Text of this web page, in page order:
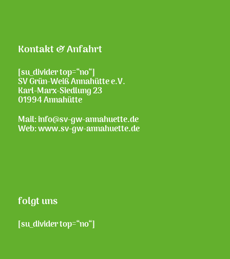
Kontakt & Anfahrt
[su_divider top=“no“]
SV Grün-Weiß Annahütte e.V.
Karl-Marx-Siedlung 23
01994 Annahütte
Mail: info@sv-gw-annahuette.de
Web:www.sv-gw-annahuette.de
folgt uns
[su_divider top=“no“]